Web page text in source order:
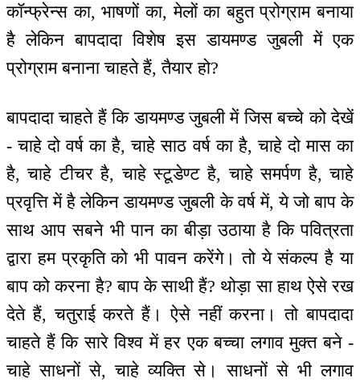
कॉन्फ्रेन्स का, भाषणों का, मेलों का बहुत प्रोग्राम बनाया
है लेकिन बापदादा विशेष इस डायमण्ड जुबली में एक
प्रोग्राम बनाना चाहते हैं, तैयार हो?
बापदादा चाहते हैं कि डायमण्ड जुबली में जिस बच्चे को देखें
- चाहे दो वर्ष का है, चाहे साठ वर्ष का है, चाहे दो मास का
है, चाहे टीचर है, चाहे स्टूडेण्ट है, चाहे समर्पण है, चाहे
प्रवृत्ति में है लेकिन डायमण्ड जुबली के वर्ष में, ये जो बाप के
साथ आप सबने भी पान का बीड़ा उठाया है कि पवित्रता
द्वारा हम प्रकृति को भी पावन करेंगे। तो ये संकल्प है या
बाप को करना है? बाप के साथी हैं? थोड़ा सा हाथ ऐसे रख
देते हैं, चतुराई करते हैं। ऐसे नहीं करना। तो बापदादा
चाहते हैं कि सारे विश्व में हर एक बच्चा लगाव मुक्त बने -
चाहे साधनों से, चाहे व्यक्ति से। साधनों से भी लगाव